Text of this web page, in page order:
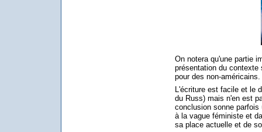
On notera qu'une partie
présentation du
pour des non-américains.
L'écriture est facile et le
du Russ) mais n'en est
conclusion sonne
à la vague féministe et
sa place actuelle et de